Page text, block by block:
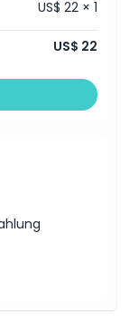
US$ 22 × 1
US$ 22